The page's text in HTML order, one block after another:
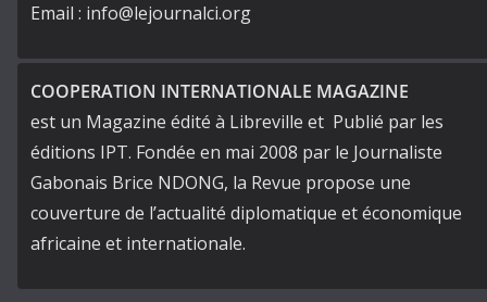
Email : info@lejournalci.org
COOPERATION INTERNATIONALE MAGAZINE
est un Magazine édité à Libreville et Publié par les
éditions IPT. Fondée en mai 2008 par le Journaliste
Gabonais Brice NDONG, la Revue propose une
couverture de l’actualité diplomatique et économique
africaine et internationale.